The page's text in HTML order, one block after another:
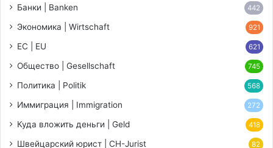
Банки | Banken 442
Экономика | Wirtschaft 921
ЕС | EU 621
Общество | Gesellschaft 745
Политика | Politik 568
Иммиграция | Immigration 272
Куда вложить деньги | Geld 418
Швейцарский юрист | CH-Jurist 82